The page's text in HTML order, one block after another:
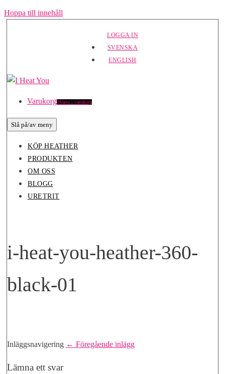
Hoppa till innehåll
LOGGA IN
SVENSKA
ENGLISH
Varukorg0Varor i varukorg
Slå på/av meny
KÖP HEATHER
PRODUKTEN
OM OSS
BLOGG
URETRIT
i-heat-you-heather-360-
black-01
Inläggsnavigering ← Föregående inlägg
Lämna ett svar